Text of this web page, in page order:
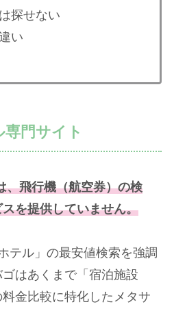
探せない
い
専門サイト
飛行機（航空券）の検
を提供していません。
テル」の最安値検索を強調
はあくまで「宿泊施設
料金比較に特化したメタサ